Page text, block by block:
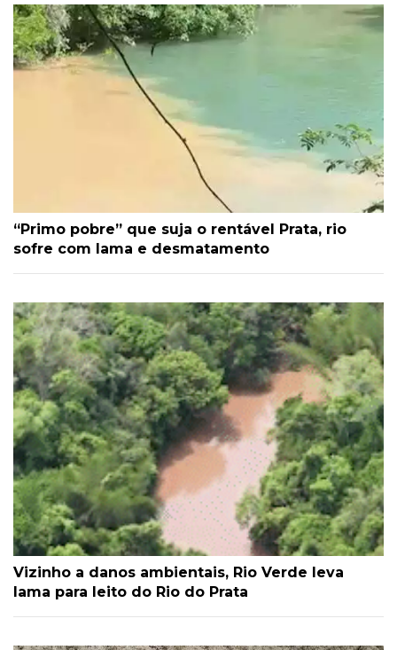
“Primo pobre” que suja o rentável Prata, rio
sofre com lama e desmatamento
Vizinho a danos ambientais, Rio Verde leva
lama para leito do Rio do Prata